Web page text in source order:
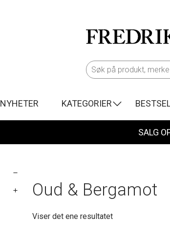
NYHETER KATEGORIER
SALG
Oud & Bergamot
Viser det ene resultatet